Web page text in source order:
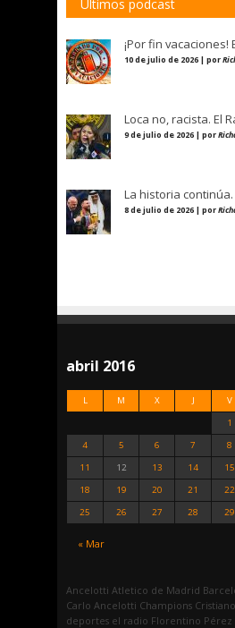
Últimos podcast
¡Por fin vacaciones!
10 de julio de 2026 | por
Loca no, racista. El
9 de julio de 2026 | por
La historia continúa.
8 de julio de 2026 | por
abril 2016
L M X J V
« Mar
1
4
5 6 7 8
11
12 13 14 15
18
19 20 21 22
25
26 27 28 29
Ancelotti Atletico de Madrid
Carlo Ancelotti Champions
deportes el radio Florentino Pérez